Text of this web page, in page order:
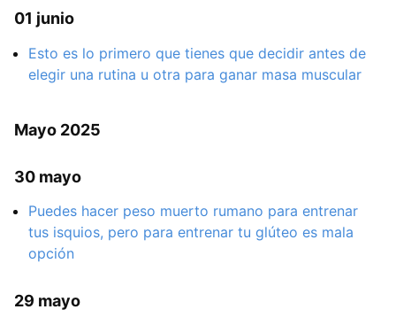
01 junio
Esto es lo primero que tienes que decidir antes de
elegir una rutina u otra para ganar masa muscular
Mayo 2025
30 mayo
Puedes hacer peso muerto rumano para entrenar
tus isquios, pero para entrenar tu glúteo es mala
opción
29 mayo